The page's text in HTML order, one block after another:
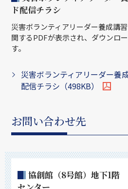
ド配信チラシ
災害ボランティアリーダー養成講
関するPDFが表示され、ダウンロ
す。
災害ボランティアリーダー養
配信チラシ（498KB）
お問い合わせ先
協創館（8号館）地下1階
センター